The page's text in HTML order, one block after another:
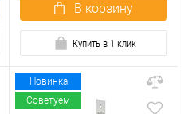
В корзину
Купить в 1 клик
Новинка
Советуем